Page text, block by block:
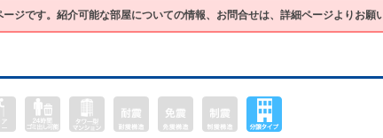
ジです。紹介可能な部屋についての情報、お問合せは、詳細ページよりお願